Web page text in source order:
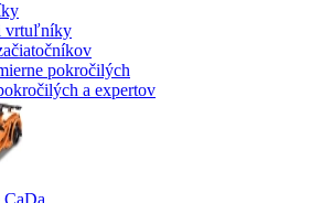
vrtuľníky
pokročilých
a expertov
CaDa